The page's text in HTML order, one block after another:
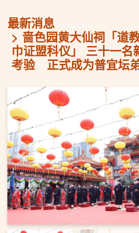
最新消息
啬色园黄大仙祠「道
巾证盟科仪」 三十一名
考验 正式成为普宜坛
上一页